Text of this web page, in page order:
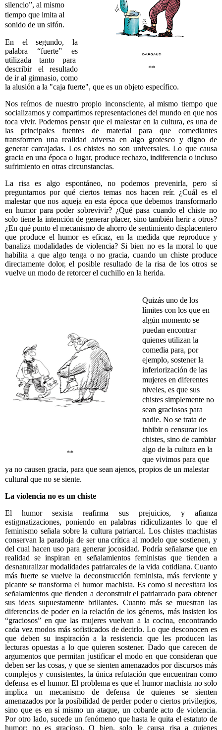
**
silencio”, al mismo
tiempo que imita al
sonido de un sifón.
En el segundo, la
palabra “fuerte” es
utilizada tanto para
describir el resultado
de ir al gimnasio, como
la alusión a la "caja fuerte", que es un objeto específico.
Nos reímos de nuestro propio inconsciente, al mismo tiempo que
socializamos y compartimos representaciones del mundo en que nos
toca vivir. Podemos pensar que el malestar en la cultura, es una de
las principales fuentes de material para que comediantes
transformen una realidad adversa en algo grotesco y digno de
generar carcajadas. Los chistes no son universales. Lo que causa
gracia en una época o lugar, produce rechazo, indiferencia o incluso
sufrimiento en otras circunstancias.
La risa es algo espontáneo, no podemos prevenirla, pero sí
preguntarnos por qué ciertos temas nos hacen reír. ¿Cuál es el
malestar que nos aqueja en esta época que debemos transformarlo
en humor para poder sobrevivir? ¿Qué pasa cuando el chiste no
solo tiene la intención de generar placer, sino también herir a otros?
¿En qué punto el mecanismo de ahorro de sentimiento displacentero
que produce el humor es eficaz, en la medida que reproduce y
banaliza modalidades de violencia? Si bien no es la moral lo que
habilita a que algo tenga o no gracia, cuando un chiste produce
directamente dolor, el posible resultado de la risa de los otros se
vuelve un modo de retorcer el cuchillo en la herida.
**
Quizás uno de los
límites con los que en
algún momento se
puedan encontrar
quienes utilizan la
comedia para, por
ejemplo, sostener la
inferiorización de las
mujeres en diferentes
niveles, es que sus
chistes simplemente no
sean graciosos para
nadie. No se trata de
inhibir o censurar los
chistes, sino de cambiar
algo de la cultura en la
que vivimos para que
ya no causen gracia, para que sean ajenos, propios de un malestar
cultural que no se siente.
La violencia no es un chiste
El humor sexista reafirma sus prejuicios, y afianza
estigmatizaciones, poniendo en palabras ridiculizantes lo que el
feminismo señala sobre la cultura patriarcal. Los chistes machistas
conservan la paradoja de ser una crítica al modelo que sostienen, y
del cual hacen uso para generar jocosidad. Podría señalarse que en
realidad se inspiran en señalamientos feministas que tienden a
desnaturalizar modalidades patriarcales de la vida cotidiana. Cuanto
más fuerte se vuelve la deconstrucción feminista, más ferviente y
picante se transforma el humor machista. Es como si necesitara los
señalamientos que tienden a deconstruir el patriarcado para obtener
sus ideas supuestamente brillantes. Cuanto más se muestran las
diferencias de poder en la relación de los géneros, más insisten los
“graciosos” en que las mujeres vuelvan a la cocina, encontrando
cada vez modos más sofisticados de decirlo. Lo que desconocen es
que deben su inspiración a la resistencia que les producen las
lecturas opuestas a lo que quieren sostener. Dado que carecen de
argumentos que permitan justificar el modo en que consideran que
deben ser las cosas, y que se sienten amenazados por discursos más
complejos y consistentes, la única refutación que encuentran como
defensa es el humor. El problema es que el humor machista no solo
implica un mecanismo de defensa de quienes se sienten
amenazados por la posibilidad de perder poder o ciertos privilegios,
sino que es en sí mismo un ataque, un cobarde acto de violencia.
Por otro lado, sucede un fenómeno que hasta le quita el estatuto de
humor: no es gracioso. O bien, solo le causa risa a quienes